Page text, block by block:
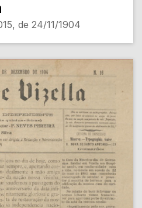
de 24/11/1904